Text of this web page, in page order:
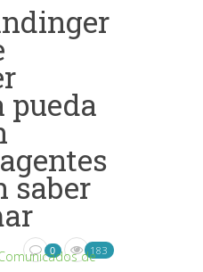
pueda
saber
de
0 183